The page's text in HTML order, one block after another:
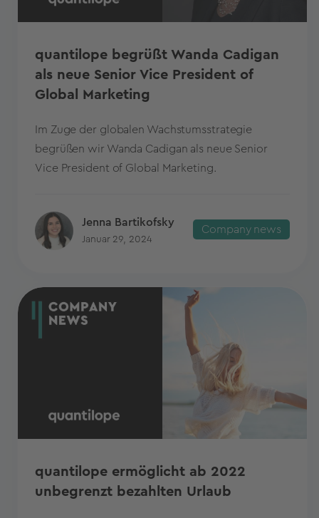
quantilope begrüßt Wanda Cadigan
als neue Senior Vice President of
Global Marketing
Im Zuge der globalen Wachstumsstrategie
begrüßen wir Wanda Cadigan als neue Senior
Vice President of Global Marketing.
Jenna Bartikofsky
Januar 29, 2024
Company news
quantilope ermöglicht ab 2022
unbegrenzt bezahlten Urlaub